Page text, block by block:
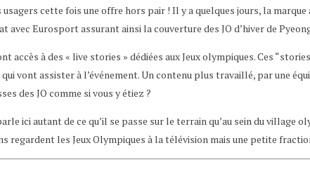
usagers cette fois une offre hors pair ! Il y a quelques jours, la
avec Eurosport assurant ainsi la couverture des JO d’hiver de
à des « live stories » dédiées aux Jeux olympiques. Ces
vont assister à l’événement. Un contenu plus travaillé, par une
des JO comme si vous y étiez ?
ici autant de ce qu’il se passe sur le terrain qu’au sein du village
regardent les Jeux Olympiques à la télévision mais une petite